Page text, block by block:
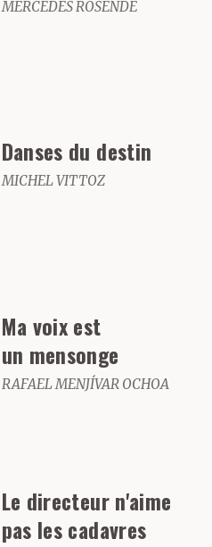
MERCEDES ROSENDE
Danses du destin
MICHEL VITTOZ
Ma voix est
un mensonge
RAFAEL MENJÍVAR OCHOA
Le directeur n'aime
pas les cadavres